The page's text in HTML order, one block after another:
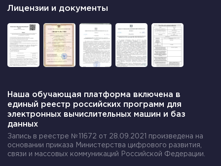
Лицензии и документы
Наша обучающая платформа включена в
единый реестр российских программ для
электронных вычислительных машин и баз
данных
Запись в реестре №11672 от 28.09.2021 произведена на
основании приказа Министерства цифрового развития,
связи и массовых коммуникаций Российской Федерации.